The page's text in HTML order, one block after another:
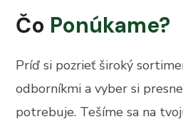
Čo Ponúkame?
Príď si pozrieť široký
odborníkmi a vyber si
potrebuje. Tešíme sa na